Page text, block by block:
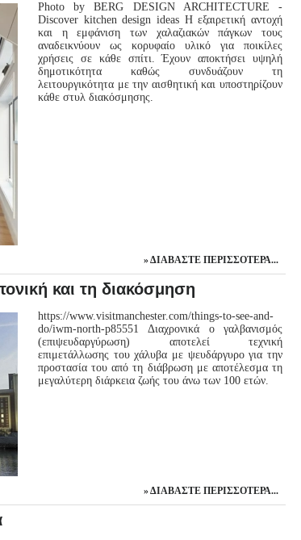
Photo by BERG DESIGN ARCHITECTURE -
Discover kitchen design ideas Η εξαιρετική αντοχή
και η εμφάνιση των χαλαζιακών πάγκων τους
αναδεικνύουν ως κορυφαίο υλικό για ποικίλες
χρήσεις σε κάθε σπίτι. Έχουν αποκτήσει υψηλή
δημοτικότητα καθώς συνδυάζουν τη
λειτουργικότητα με την αισθητική και υποστηρίζουν
κάθε στυλ διακόσμησης.
ΔΙΑΒΆΣΤΕ ΠΕΡΙΣΣΌΤΕΡΑ...
και τη διακόσμηση
https://www.visitmanchester.com/things-to-see-and-
do/iwm-north-p85551 Διαχρονικά ο γαλβανισμός
(επιψευδαργύρωση) αποτελεί τεχνική
επιμετάλλωσης του χάλυβα με ψευδάργυρο για την
προστασία του από τη διάβρωση με αποτέλεσμα τη
μεγαλύτερη διάρκεια ζωής του άνω των 100 ετών.
ΔΙΑΒΆΣΤΕ ΠΕΡΙΣΣΌΤΕΡΑ...